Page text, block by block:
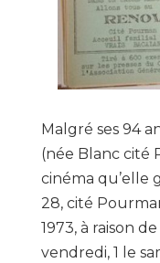
Malgré ses 94
(née Blanc cité
cinéma qu’elle
28, cité
1973, à raison
vendredi, 1 le